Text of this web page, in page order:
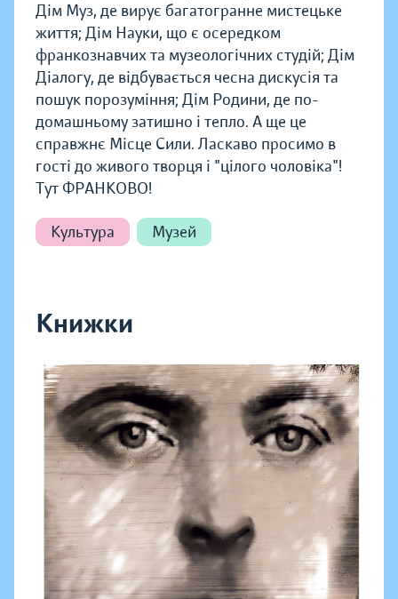
Дім Муз, де вирує багатогранне мистецьке
життя; Дім Науки, що є осередком
франкознавчих та музеологічних студій; Дім
Діалогу, де відбувається чесна дискусія та
пошук порозуміння; Дім Родини, де по-
домашньому затишно і тепло. А ще це
справжнє Місце Сили. Ласкаво просимо в
гості до живого творця і "цілого чоловіка"!
Тут ФРАНКОВО!
Культура Музей
Книжки